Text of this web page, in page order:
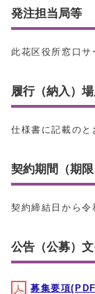
発注担当局等
此花区役所窓口サ
履行（納入）
仕様書に記載のと
契約期間（期限
契約締結日から令
公告（公募）
募集要項